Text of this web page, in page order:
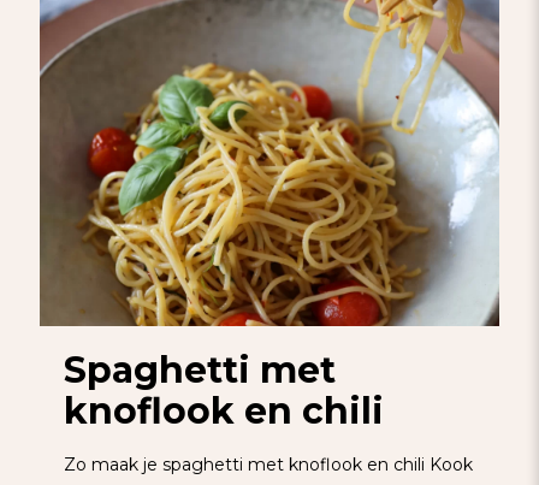
Spaghetti met
knoflook en chili
Zo maak je spaghetti met knoflook en chili Kook